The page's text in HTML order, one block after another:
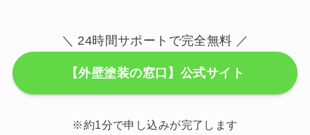
＼ 24時間サポートで完全無料 ／
【外壁塗装の窓口】公式サイト
※約1分で申し込みが完了します